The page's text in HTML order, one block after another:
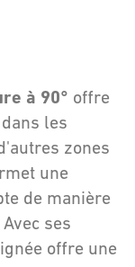
à 90° offre
les
zones
une
de manière
ses
offre une